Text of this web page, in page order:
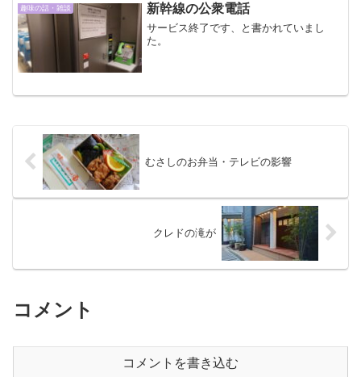
趣味の話・雑談 新幹線の公衆電話
サービス終了です、と書かれていまし
た。
むさしのお弁当・テレビの影響
クレドの滝が
コメント
コメントを書き込む